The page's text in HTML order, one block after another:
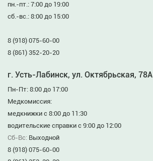
пн.-пт.: 7:00 до 19:00
сб.-вс.: 8:00 до 15:00
8 (918) 075-60-00
8 (861) 352-20-20
г. Усть-Лабинск, ул. Октябрьская, 78А
Пн-Пт: 8:00 до 17:00
Медкомиссия:
медкнижки с 8:00 до 11:30
водительские справки с 9:00 до 12:00
Сб-Вс: Выходной
8 (918) 075-60-00